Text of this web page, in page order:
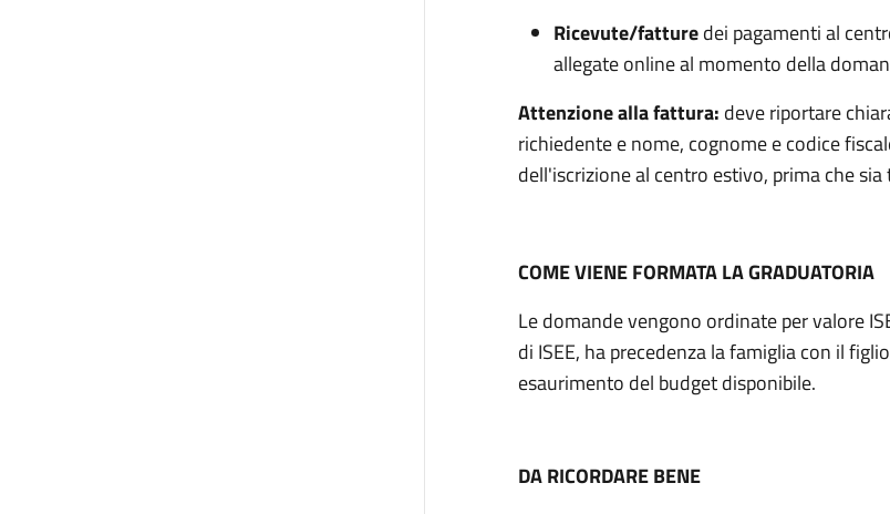
Ricevute/fatturedei pagamenti al
allegate online al momento della
Attenzione alla fattura: deve riportare
richiedente e nome, cognome e codice
dell'iscrizione al centro estivo, prima che
COME VIENE FORMATA LA GRADUATORIA
Le domande vengono ordinate per valore
di ISEE, ha precedenza la famiglia con il
esaurimento del budget disponibile.
DA RICORDARE BENE